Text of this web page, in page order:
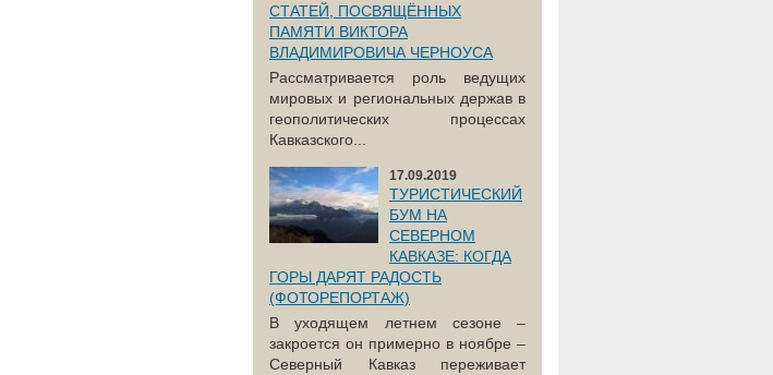
СТАТЕЙ, ПОСВЯЩЁННЫХ
ПАМЯТИ ВИКТОРА
ВЛАДИМИРОВИЧА ЧЕРНОУСА
Рассматривается роль ведущих
мировых и региональных держав в
геополитических процессах
Кавказского...
17.09.2019
ТУРИСТИЧЕСКИЙ
БУМ НА
СЕВЕРНОМ
КАВКАЗЕ: КОГДА
ГОРЫ ДАРЯТ РАДОСТЬ
(ФОТОРЕПОРТАЖ)
В уходящем летнем сезоне –
закроется он примерно в ноябре –
Северный Кавказ переживает